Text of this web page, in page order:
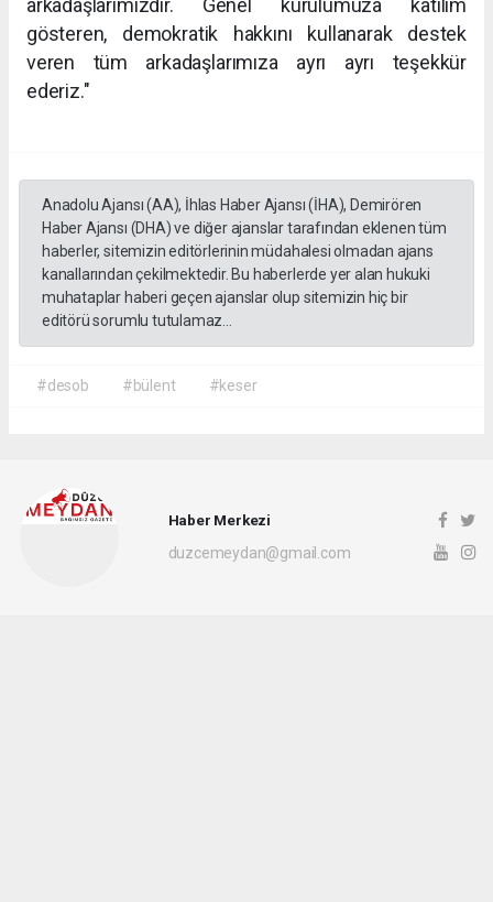
arkadaşlarımızdır. Genel kurulumuza katılım
gösteren, demokratik hakkını kullanarak destek
veren tüm arkadaşlarımıza ayrı ayrı teşekkür
ederiz."
Anadolu Ajansı (AA), İhlas Haber Ajansı (İHA), Demirören
Haber Ajansı (DHA) ve diğer ajanslar tarafından eklenen tüm
haberler, sitemizin editörlerinin müdahalesi olmadan ajans
kanallarından çekilmektedir. Bu haberlerde yer alan hukuki
muhataplar haberi geçen ajanslar olup sitemizin hiç bir
editörü sorumlu tutulamaz...
#desob #bülent #keser
Haber Merkezi
duzcemeydan@gmail.com